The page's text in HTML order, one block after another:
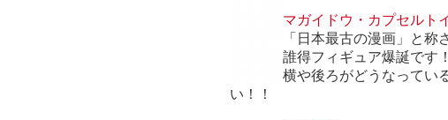
マガイドウ・カプセルト
「日本最古の漫画」と
誰得フィギュア爆誕です
横や後ろがどうなってい
い！！